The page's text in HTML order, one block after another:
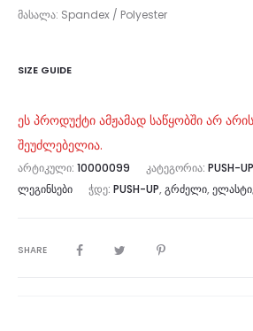
მასალა: Spandex / Polyester
SIZE GUIDE
ეს პროდუქტი ამჟამად საწყობში არ
შეუძლებელია.
ᲐᲠᲢᲘᲙᲣᲚᲘ: 10000099 ᲙᲐᲢᲔᲒᲝᲠᲘᲐ: PUSH-
ᲚᲔᲒᲘᲜᲡᲔᲑᲘ
ᲭᲓᲔ: PUSH-UP, ᲒᲠᲫᲔᲚᲘ,
SHARE